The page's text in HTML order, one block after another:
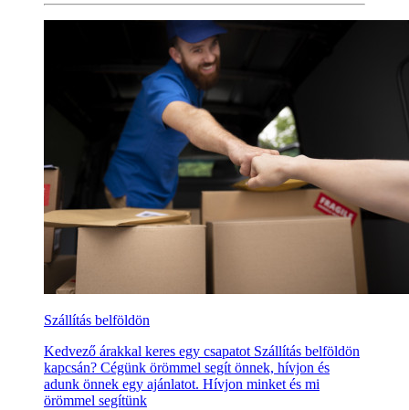
Szállítás belföldön
Kedvező árakkal keres egy csapatot Szállítás belföldön
kapcsán? Cégünk örömmel segít önnek, hívjon és
adunk önnek egy ajánlatot. Hívjon minket és mi
örömmel segítünk